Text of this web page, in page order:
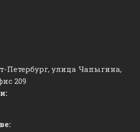
Петербург, улица Чапыгина,
209